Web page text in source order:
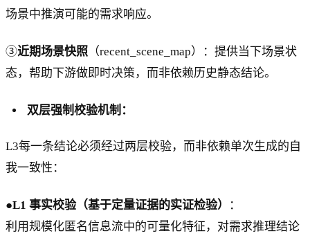
场景中推演可能的需求响应。
③近期场景快照 （recent_scene_map）：提供当下场景状
态，帮助下游做即时决策，而非依赖历史静态结论。
双层强制校验机制：
L3每一条结论必须经过两层校验，而非依赖单次生成的自
我一致性：
●L1 事实校验（基于定量证据的实证检验）
：
利用规模化匿名信息流中的可量化特征，对需求推理结论